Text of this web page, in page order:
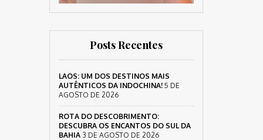
Posts Recentes
LAOS: UM DOS DESTINOS MAIS
AUTÊNTICOS DA INDOCHINA! 5 DE
AGOSTO DE 2026
ROTA DO DESCOBRIMENTO:
DESCUBRA OS ENCANTOS DO SUL DA
BAHIA 3 DE AGOSTO DE 2026